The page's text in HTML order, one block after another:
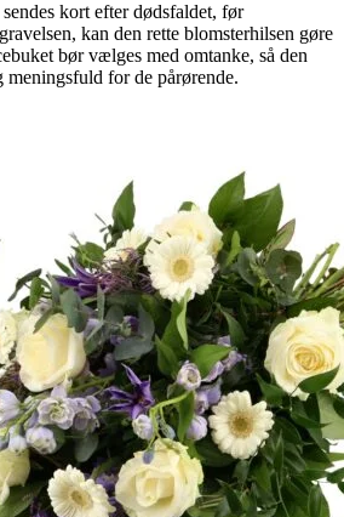
kort efter dødsfaldet, før
kan den rette blomsterhilsen gøre
bør vælges med omtanke, så den
for de pårørende.